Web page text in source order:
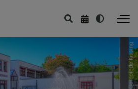
Sicherheit und Ordnung
- Heckenschnitt
Gemeinde Kissing